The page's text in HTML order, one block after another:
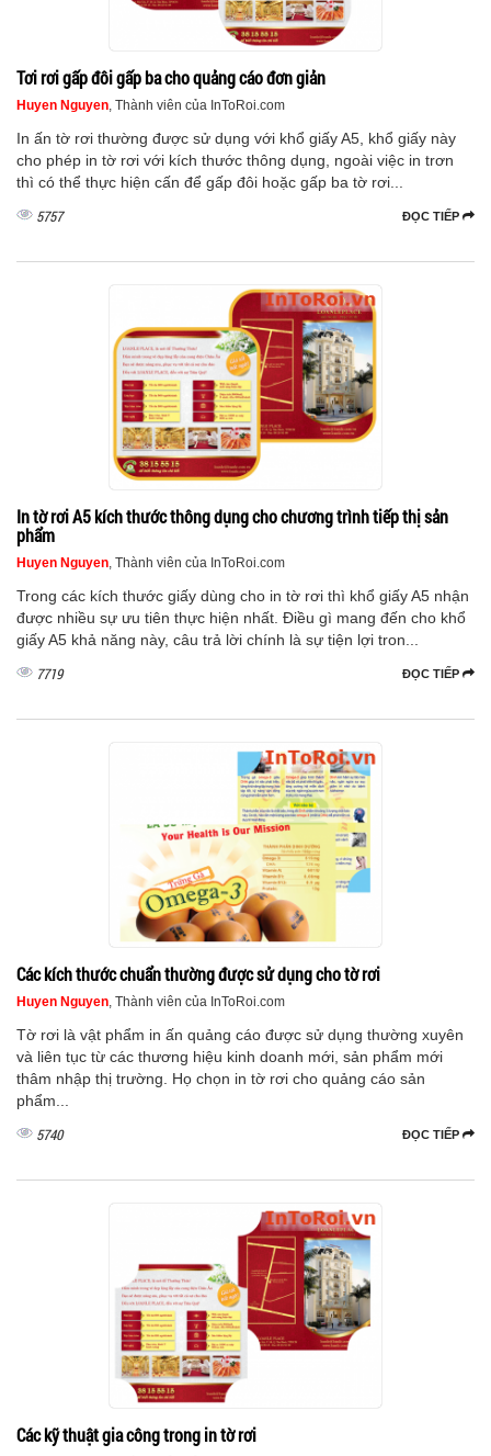
Tơi rơi gấp đôi gấp ba cho quảng cáo đơn giản
Huyen Nguyen , Thành viên của InToRoi.com
In ấn tờ rơi thường được sử dụng với khổ giấy A5, khổ giấy này
cho phép in tờ rơi với kích thước thông dụng, ngoài việc in trơn
thì có thể thực hiện cấn để gấp đôi hoặc gấp ba tờ rơi...
ĐỌC TIẾP
5757
In tờ rơi A5 kích thước thông dụng cho chương trình tiếp thị sản
phẩm
Huyen Nguyen , Thành viên của InToRoi.com
Trong các kích thước giấy dùng cho in tờ rơi thì khổ giấy A5 nhận
được nhiều sự ưu tiên thực hiện nhất. Điều gì mang đến cho khổ
giấy A5 khả năng này, câu trả lời chính là sự tiện lợi tron...
ĐỌC TIẾP
7719
Các kích thước chuẩn thường được sử dụng cho tờ rơi
Huyen Nguyen , Thành viên của InToRoi.com
Tờ rơi là vật phẩm in ấn quảng cáo được sử dụng thường xuyên
và liên tục từ các thương hiệu kinh doanh mới, sản phẩm mới
thâm nhập thị trường. Họ chọn in tờ rơi cho quảng cáo sản
phẩm...
ĐỌC TIẾP
5740
Các kỹ thuật gia công trong in tờ rơi